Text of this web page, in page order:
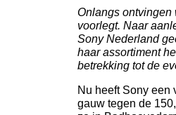
Onlangs ontvingen
voorlegt. Naar
Sony Nederland
haar assortiment
betrekking tot de
Nu heeft Sony een
gauw tegen de